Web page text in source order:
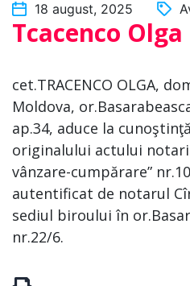
18 august, 2025
Tcacenco Olga
cet.TRACENCO OLGA,
Moldova,
ap.34, aduce la
originalului actului
vânzare-cumpărare”
autentificat de notarul
sediul biroului în
nr.22/6.